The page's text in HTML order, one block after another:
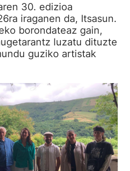
30. edizioa
iraganen da, Itsasun.
borondateaz gain,
luzatu dituzte
guziko artistak